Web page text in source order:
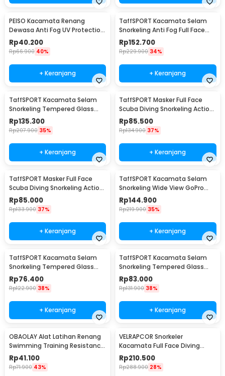
PEISO Kacamata Renang
Dewasa Anti Fog UV Protection
Wide View Earplug - MC-900
Rp40.200
Rp66.900 40%
+ Keranjang
TaffSPORT Kacamata Selam
Snorkeling Anti Fog Full Face
Diving Mask - M2077G
Rp152.700
Rp229.900 34%
+ Keranjang
TaffSPORT Kacamata Selam
Snorkeling Tempered Glass
Diving Mask - AS303JF
Rp135.300
Rp207.900 35%
+ Keranjang
TaffSPORT Masker Full Face
Scuba Diving Snorkeling Action
Cam Mount S/M - M2068G
Rp85.500
Rp134.900 37%
+ Keranjang
TaffSPORT Masker Full Face
Scuba Diving Snorkeling Action
Cam Mount L/XL - M2068G
Rp85.000
Rp133.900 37%
+ Keranjang
TaffSPORT Kacamata Selam
Snorkeling Wide View GoPro
Mount Diving Mask - AS304
Rp144.900
Rp219.900 35%
+ Keranjang
TaffSPORT Kacamata Selam
Snorkeling Tempered Glass
Diving Mask - M23
Rp76.400
Rp122.900 38%
+ Keranjang
TaffSPORT Kacamata Selam
Snorkeling Tempered Glass
Diving Mask - M24
Rp83.000
Rp131.900 38%
+ Keranjang
OBAOLAY Alat Latihan Renang
Swimming Training Resistance
Band 4M - OB100
Rp41.100
Rp71.900 43%
VELRAPCOR Snorkeler
Kacamata Full Face Diving
Snorkeling L/XL - K3
Rp210.500
Rp288.900 28%